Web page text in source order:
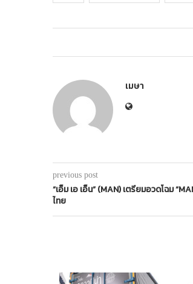
เมษา
previous post
“เอ็ม เอ เอ็น” (MAN) เตรียมอวดโฉม
ไทย